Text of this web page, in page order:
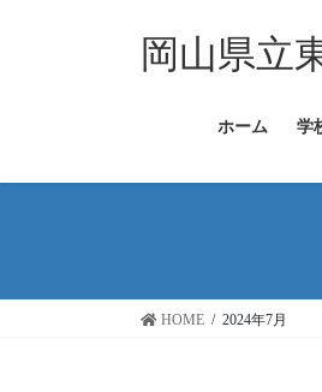
ス
ン
岡山県立
ホーム 学
HOME 2024年7月